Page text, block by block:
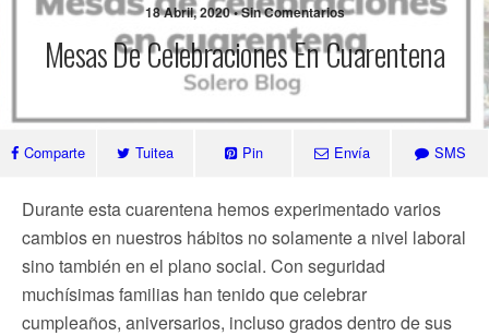
18 Abril, 2020 • Sin Comentarios
Mesas De Celebraciones En Cuarentena
Comparte Tuitea Pin Envía SMS
Durante esta cuarentena hemos experimentado varios
cambios en nuestros hábitos no solamente a nivel laboral
sino también en el plano social. Con seguridad
muchísimas familias han tenido que celebrar
cumpleaños, aniversarios, incluso grados dentro de sus